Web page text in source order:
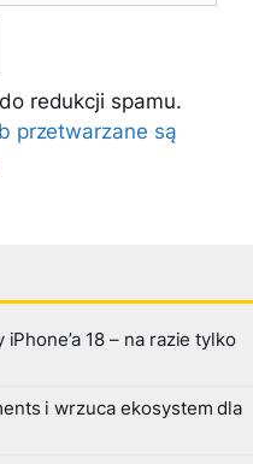
redukcji spamu.
przetwarzane są
18 – na razie tylko
i wrzuca ekosystem dla